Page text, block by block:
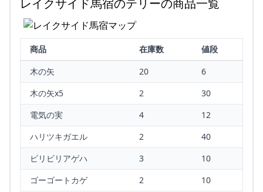
レイクサイド馬宿のテリーの商品一覧
商品 在庫数
値段
木の矢
20
6
木の矢x5
2
30
電気の実
4
12
ハリツキガエル
2
40
ビリビリアゲハ
3
10
ゴーゴートカゲ
2 10